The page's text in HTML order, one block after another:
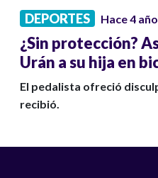
DEPORTES Hace 4
¿Sin protección?
Urán a su hija en
El pedalista ofreció
recibió.